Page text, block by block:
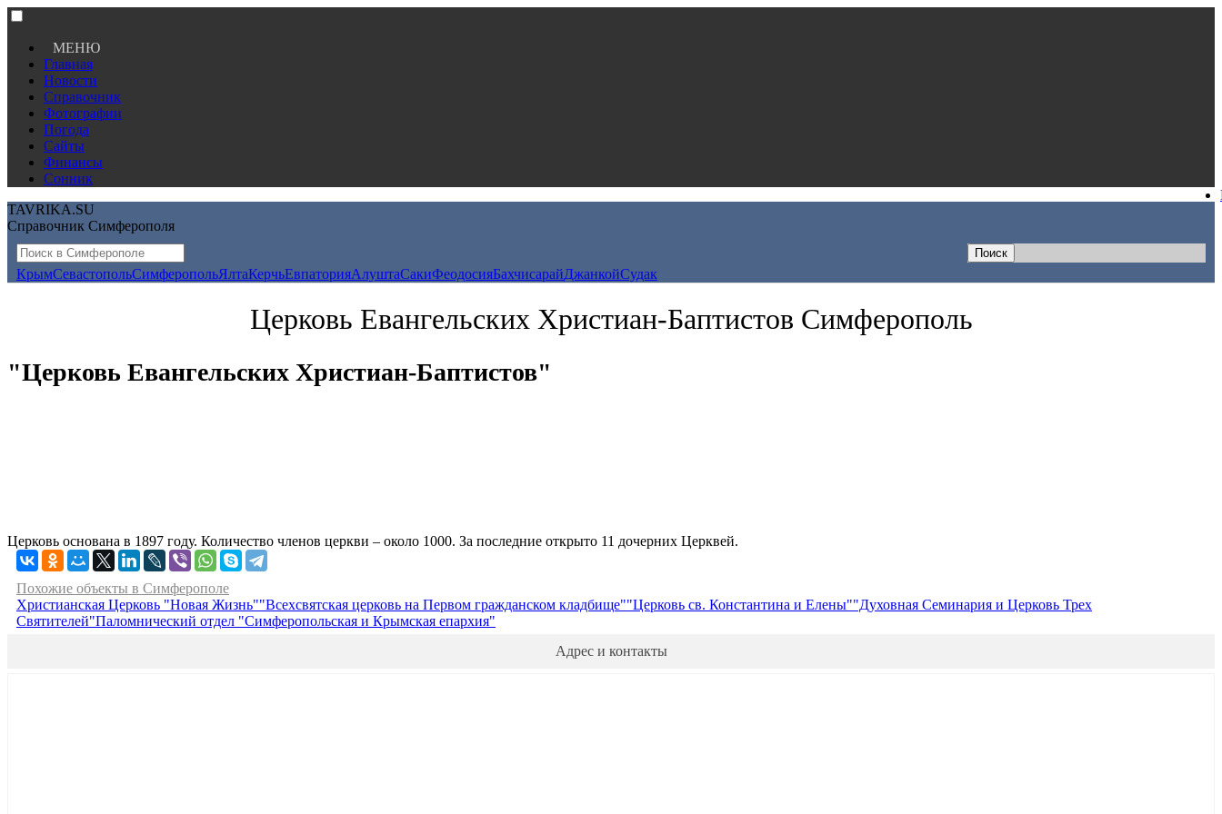
МЕНЮ
Главная
Новости
Справочник
Фотографии
Погода
Сайты
Финансы
Сонник
TAVRIKA.SU
Справочник Симферополя
КрымСевастопольСимферопольЯлтаКерчьЕвпаторияАлуштаСакиФеодосияБахчисарайДжанкойСудак
Церковь Евангельских Христиан-Баптистов Симферополь
"Церковь Евангельских Христиан-Баптистов"
Церковь основана в 1897 году. Количество членов церкви – около 1000. За последние открыто 11 дочерних Церквей.
Похожие объекты в Симферополе
Христианская Церковь "Новая Жизнь""Всехсвятская церковь на Первом гражданском кладбище""Церковь св. Константина и Елены""Духовная Семинария и Церковь Трех
Святителей"Паломнический отдел "Симферопольская и Крымская епархия"
Адрес и контакты